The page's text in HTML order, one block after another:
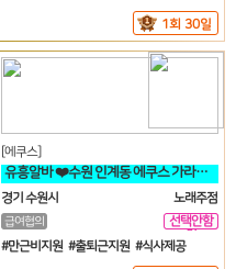
1회 30일
[에쿠스]
유흥알바 ❤️수원 인계동 에쿠스 가라오케&하이퍼블릭❤️
경기 수원시
노래주점
급여협의
선택안함
일
#만근비지원 #출퇴근지원 #식사제공